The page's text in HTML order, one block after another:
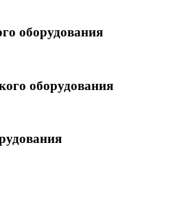
оборудования
оборудования